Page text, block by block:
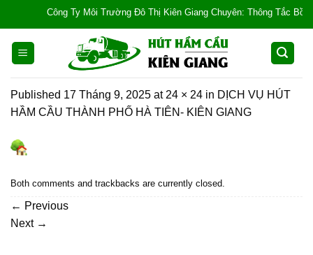
content
Công Ty Môi Trường Đô Thị Kiên Giang Chuyên: Thông Tắc Bồn
Published 17 Tháng 9, 2025 at 24 × 24 in DỊCH VỤ HÚT
HẦM CẦU THÀNH PHỐ HÀ TIÊN- KIÊN GIANG
Both comments and trackbacks are currently closed.
← Previous
Next →